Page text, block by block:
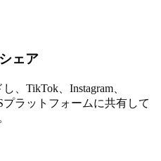
ェア
、TikTok、Instagram、
プラットフォームに共有して